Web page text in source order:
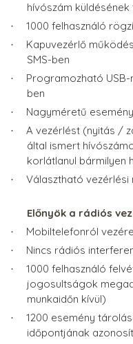
hívószám küldésének
· 1000 felhasználó
·
Kapuvezérlő
SMS-ben
·
Programozható USB-
ben
· Nagyméretű
·
A vezérlést (nyitás /
által ismert
korlátlanul bármilyen
· Választható
Előnyök a rádiós
· Mobiltelefonról
· Nincs rádiós
·
1000 felhasználó
jogosultságok
munkaidőn kívül)
·
1200 esemény
időpontjának